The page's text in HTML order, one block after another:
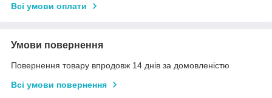
Всі умови оплати
Умови повернення
Повернення товару впродовж 14 днів за домовленістю
Всі умови повернення